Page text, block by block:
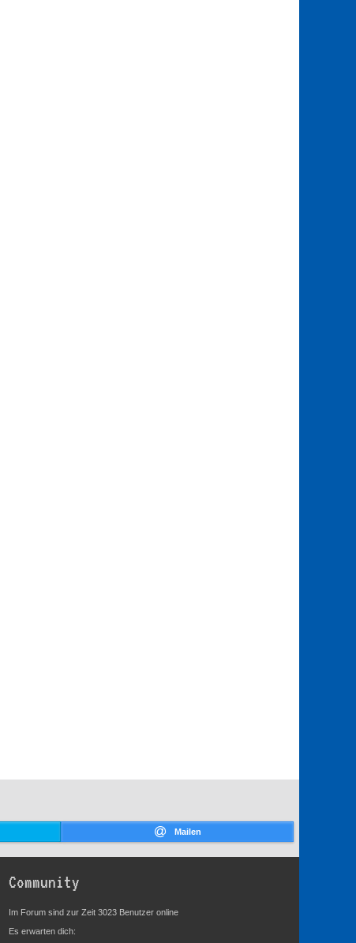
Mailen
Community
Im Forum sind zur Zeit 3023 Benutzer online
Es erwarten dich: